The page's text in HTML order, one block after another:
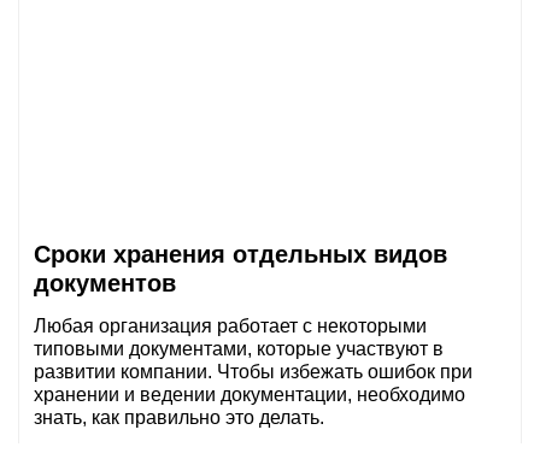
Сроки хранения отдельных видов
документов
Любая организация работает с некоторыми
типовыми документами, которые участвуют в
развитии компании. Чтобы избежать ошибок при
хранении и ведении документации, необходимо
знать, как правильно это делать.